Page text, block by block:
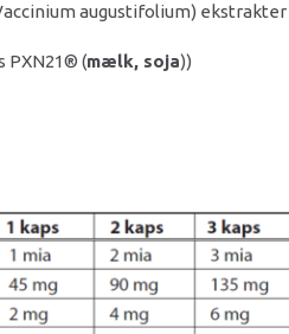
augustifolium) ekstrakter
PXN21® (mælk, soja))